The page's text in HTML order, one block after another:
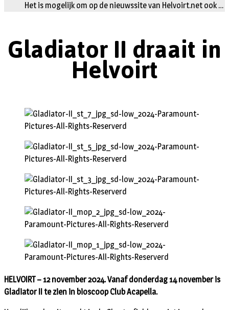
Het is mogelijk om op de nieuwssite van Helvoirt.net ook …
Gladiator II draait in
Helvoirt
HELVOIRT – 12 november 2024. Vanaf donderdag 14 november is
Gladiator II te zien in bioscoop Club Acapella.